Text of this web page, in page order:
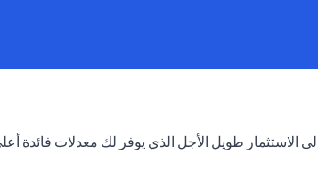
إلى الاستثمار طويل الأجل الذي يوفر لك معدلات